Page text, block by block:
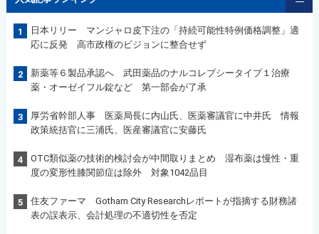
1
日本リリー マンジャロ皮下注の「持続可能性特例価格調整」適
応に反発 高市政権のビジョンに整合せず
2
新薬等６製品承認へ 武田薬品のナルコレプシータイプ１治療
薬・オーゼイフル錠など 第一部会が了承
3
厚労省幹部人事 医薬局長に内山氏、医薬審議官に中井氏 情報
政策統括官に三浦氏、医産審議官に安藤氏
4
OTC類似薬の技術的検討会が中間取りまとめ 湿布薬は慢性・重
度の変形性膝関節症は除外 対象1042品目
5
住友ファーマ Gotham City Researchレポートが指摘する財務諸
表の誤表示、会計処理の不適切性を否定